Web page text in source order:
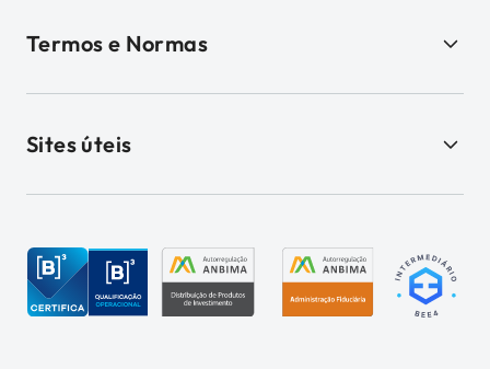
Termos e Normas
Sites úteis